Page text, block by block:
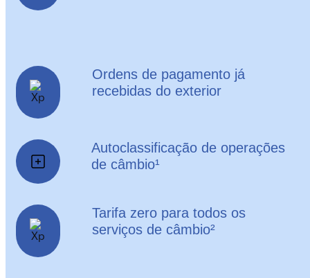
Ordens de pagamento já
recebidas do exterior
Autoclassificação de operações
de câmbio¹
Tarifa zero para todos os
serviços de câmbio²